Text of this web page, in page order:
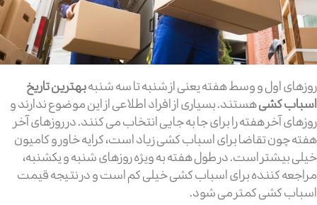
روزهای اول و وسط هفته یعنی از شنبه تا سه شنبهبهترین تاریخ
اسباب کشیهستند. بسیاری از افراد اطلاعی از این موضوع ندارند و
روزهای آخر هفته را برای جا به جایی انتخاب می کنند. در روزهای آخر
هفته چون تقاضا برای اسباب کشی زیاد است، کرایه خاور و کامیون
خیلی بیشتر است. در طول هفته به ویژه روزهای شنبه و یکشنبه،
مراجعه کننده برای اسباب کشی خیلی کم است و در نتیجه قیمت
اسباب کشی کمتر می شود.